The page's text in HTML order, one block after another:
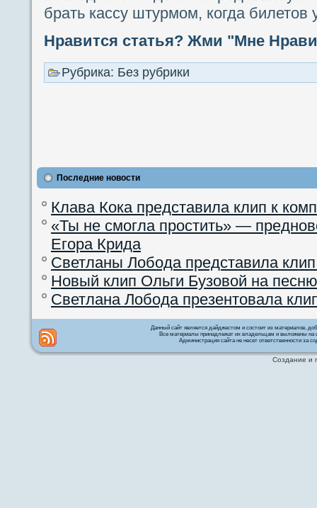
брать кассу штурмом, когда
Нравится статья? Жми "Мне
Рубрика: Без рубрики
Последние новости
Клава Кока представила клип к
«Ты не смогла простить» —
Егора Крида
Светланы Лобода представила
Новый клип Ольги Бузовой на
Светлана Лобода презентовала
Данный сайт является дайджестом и состоит из материалов,
Все материалы принадлежат их владельцам и выложены на
Администрация сайта не несет ответственности за
Создание и